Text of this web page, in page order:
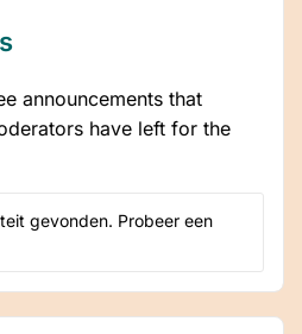
announcements that
have left for the
gevonden. Probeer een